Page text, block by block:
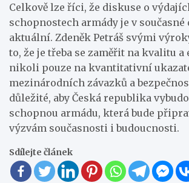
Celkově lze říci, že diskuse o
schopnostech armády je v současné
aktuální. Zdeněk Petráš svými
to, že je třeba se zaměřit na kvalitu
nikoli pouze na kvantitativní
mezinárodních závazků a
důležité, aby Česká republika
schopnou armádu, která bude
výzvám současnosti i budoucnosti.
Sdílejte článek